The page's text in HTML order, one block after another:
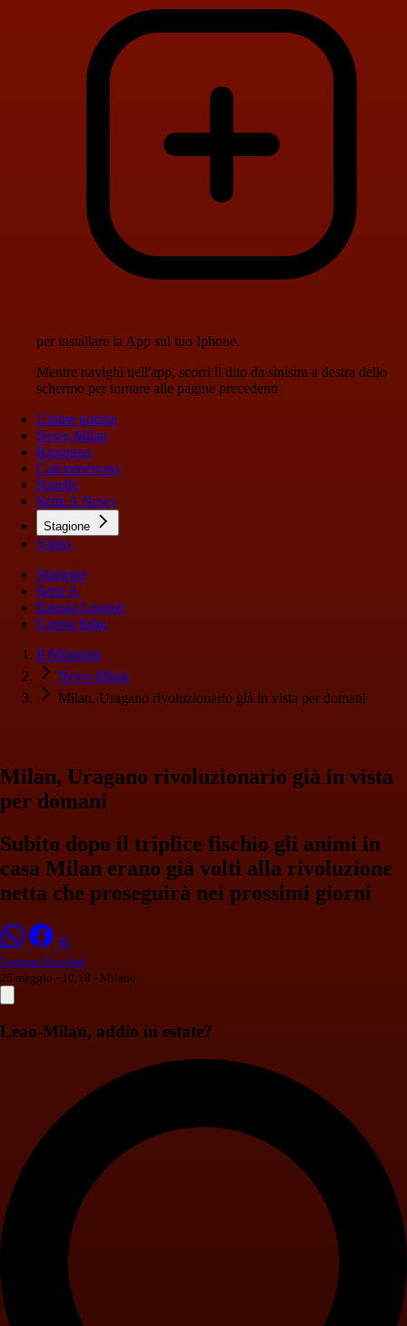
per installare la App sul tuo Iphone.
Mentre navighi nell'app, scorri il dito da sinistra a destra dello
schermo per tornare alle pagine precedenti
Ultime notizie
News Milan
Rassegna
Calciomercato
Pagelle
Serie A News
Stagione
Video
Stagione
Serie A
Europa League
Coppa Italia
Il Milanista
News Milan
Milan, Uragano rivoluzionario già in vista per domani
Milan, Uragano rivoluzionario già in vista
per domani
Subito dopo il triplice fischio gli animi in
casa Milan erano già volti alla rivoluzione
netta che proseguirà nei prossimi giorni
Lorenzo Focolari
25 maggio - 10:18 - Milano
Leao-Milan, addio in estate?